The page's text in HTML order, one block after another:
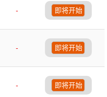
-
即将开始
-
即将开始
-
即将开始